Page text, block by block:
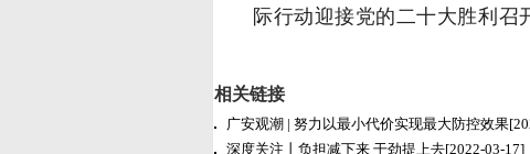
际行动迎接党的二十大胜利召
相关链接
广安观潮 | 努力以最小代价实现最大防控效果
深度关注丨负担减下来 干劲提上去[2022-03-17]